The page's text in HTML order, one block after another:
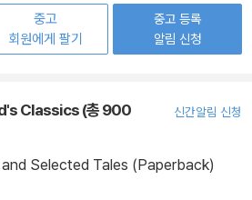
중고
회원에게 팔기
중고 등록
알림 신청
Classics (총 900
신간알림 신청
Selected Tales (Paperback)